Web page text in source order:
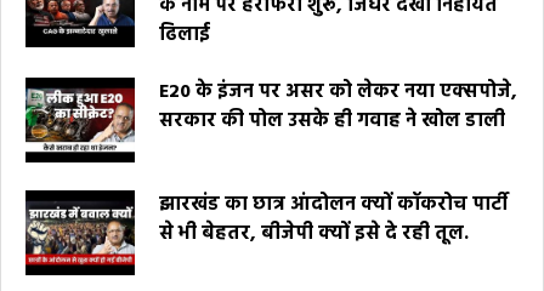
ढिलाई
E20 के इंजन पर असर को लेकर नया एक्सपोजे,
सरकार की पोल उसके ही गवाह ने खोल डाली
झारखंड का छात्र आंदोलन क्यों कॉकरोच पार्टी
से भी बेहतर, बीजेपी क्यों इसे दे रही तूल.